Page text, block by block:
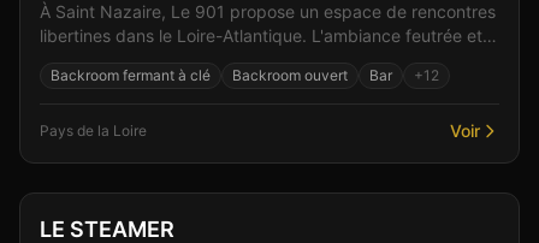
À Saint Nazaire, Le 901 propose un espace de rencontres
libertines dans le Loire-Atlantique. L'ambiance feutrée et
Backroom fermant à clé Backroom ouvert Bar +12
Pays de la Loire Voir
Sauna Gay friendly
LE STEAMER